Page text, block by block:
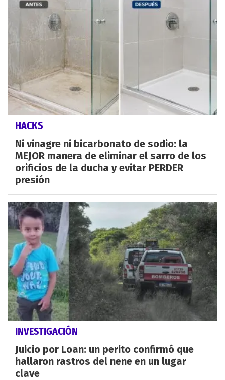
HACKS
Ni vinagre ni bicarbonato de sodio: la
MEJOR manera de eliminar el sarro de los
orificios de la ducha y evitar PERDER
presión
INVESTIGACIÓN
Juicio por Loan: un perito confirmó que
hallaron rastros del nene en un lugar
clave